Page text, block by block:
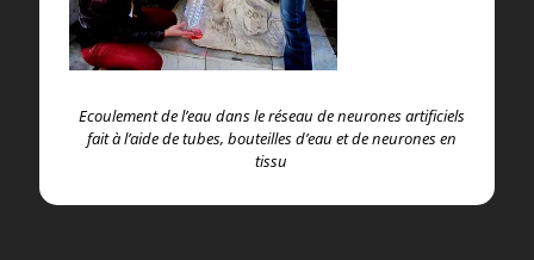
Ecoulement de l’eau dans le réseau de neurones artificiels
fait à l’aide de tubes, bouteilles d’eau et de neurones en
tissu